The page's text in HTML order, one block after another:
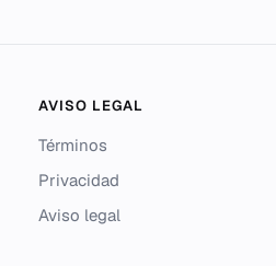
AVISO LEGAL
Términos
Privacidad
Aviso legal